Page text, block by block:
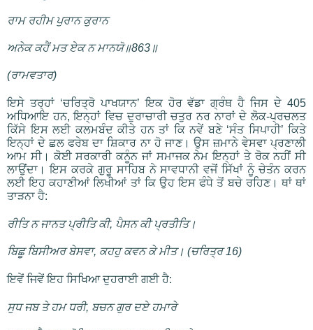
ਰਾਮ ਰਹੀਮ ਪੁਰਾਨ ਕੁਰਾਨ
ਅਨੇਕ ਕਹੈਂ ਮਤ ਏਕ ਨ ਮਾਨਯੋ॥863॥
(ਰਾਮਵਤਾਰ)
ਇਸੇ ਤਰ੍ਹਾਂ ‘ਚਰਿਤ੍ਰੋ ਪਾਖਯਾਨ’ ਇਕ ਹੋਰ ਵੱਡਾ ਗ੍ਰੰਥ ਹੈ ਜਿਸ ਦੇ 405
ਅਧਿਆਇ ਹਨ, ਇਨ੍ਹਾਂ ਵਿਚ ਦੁਰਾਚਾਰੀ ਚਤੁਰ ਨਰ ਨਾਰਾਂ ਦੇ ਲੋਕ-ਪ੍ਰਚਲਤ
ਕਿੱਸੇ ਇਸ ਲਈ ਕਲਮਬੰਦ ਕੀਤੇ ਹਨ ਤਾਂ ਕਿ ਨਵੇਂ ਬਣੇ ‘ਸੰਤ ਸਿਪਾਹੀ’ ਕਿਤੇ
ਇਨ੍ਹਾਂ ਦੇ ਛਲ ਫਰੇਬ ਦਾ ਸ਼ਿਕਾਰ ਨਾ ਹੋ ਜਾਣ। ਉਸ ਜ਼ਮਾਨੇ ਵੇਸਵਾ ਪ੍ਰਣਾਲੀ
ਆਮ ਸੀ। ਕੋਈ ਸਰਕਾਰੀ ਕਨੂੰਨ ਜਾਂ ਸਮਾਜਕ ਨੇਮ ਇਨ੍ਹਾਂ ਤੇ ਰੋਕ ਨਹੀਂ ਸੀ
ਲਾਉਂਦਾ। ਇਸ ਕਰਕੇ ਗੁਰੂ ਸਾਹਿਬ ਨੇ ਸਾਵਧਾਨੀ ਵਜੋਂ ਸਿੱਖਾਂ ਨੂੰ ਚੇਤੰਨ ਕਰਨ
ਲਈ ਇਹ ਕਹਾਣੀਆਂ ਲਿਖੀਆਂ ਤਾਂ ਕਿ ਉਹ ਇਸ ਫੰਧੇ ਤੋਂ ਬਚੇ ਰਹਿਣ। ਥਾਂ ਥਾਂ
ਤਾੜਨਾ ਹੈ:
ਰੀਤਿ ਨ ਜਾਨਤ ਪ੍ਰੀਤਿ ਕੀ, ਪੈਸਨ ਕੀ ਪ੍ਰਤੀਤਿ।
ਬਿਛੂ ਬਿਸੀਅਰ ਬੇਸਵਾ, ਕਹਹੁ ਕਵਨ ਕੇ ਮੀਤ। (ਚਰਿਤ੍ਰ 16)
ਇਵੇਂ ਜਿਵੇਂ ਇਹ ਸਿਖਿਆ ਦੁਹਰਾਈ ਗਈ ਹੈ:
ਸੁਧ ਜਬ ਤੇ ਹਮ ਧਰੀ, ਬਚਨ ਗੁਰ ਦਏ ਹਮਾਰੇ